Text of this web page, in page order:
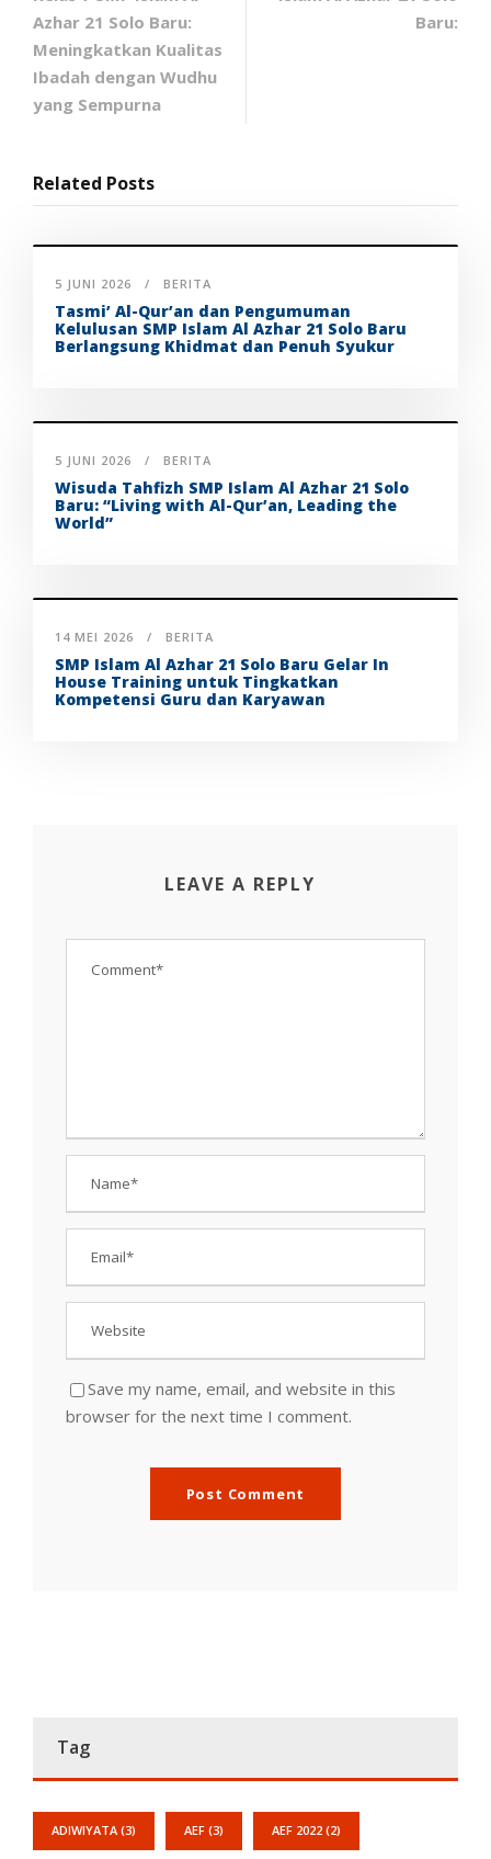
Azhar 21 Solo Baru:
Meningkatkan Kualitas
Ibadah dengan Wudhu
yang Sempurna
Baru:
Related Posts
5 JUNI 2026 BERITA
Tasmi’ Al-Qur’an dan Pengumuman
Kelulusan SMP Islam Al Azhar 21 Solo Baru
Berlangsung Khidmat dan Penuh Syukur
5 JUNI 2026 BERITA
Wisuda Tahfizh SMP Islam Al Azhar 21 Solo
Baru: “Living with Al-Qur’an, Leading the
World”
14 MEI 2026 BERITA
SMP Islam Al Azhar 21 Solo Baru Gelar In
House Training untuk Tingkatkan
Kompetensi Guru dan Karyawan
LEAVE A REPLY
Save my name, email, and website in this
browser for the next time I comment.
Tag
ADIWIYATA (3) AEF (3) AEF 2022 (2)